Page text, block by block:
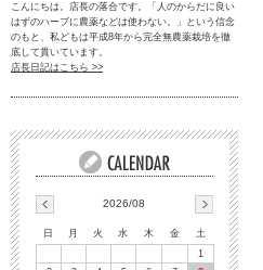
こんにちは。店長の落合です。「人のからだに良い
はずのハーブに農薬などは使わない。」という信念
のもと、私どもは平成8年から完全無農薬栽培を徹
底して貫いています。
店長日記はこちら >>
2026/08
日 月 火 水 木 金
土
1